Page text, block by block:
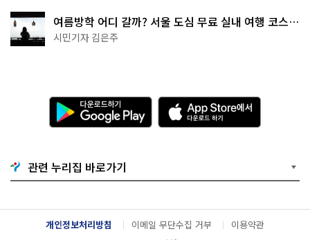
여름방학 어디 갈까? 서울 도심 무료 실내 여행 코스
추천
시민기자 김은주
다
운
로
기
G
o
g
l
e
A
p
p
e
서
다
운
관련 누리집 바로가기
개인정보처리방침 이메일 무단수집 거부
이용약관